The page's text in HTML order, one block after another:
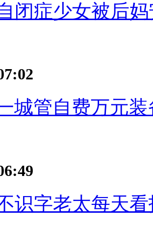
闭症少女被后
城管自费万元
识字老太每天